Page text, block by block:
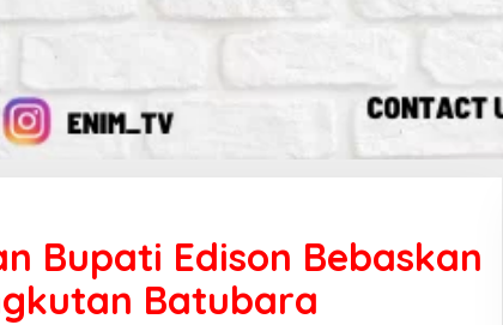
Bupati Edison Bebaskan
Batubara